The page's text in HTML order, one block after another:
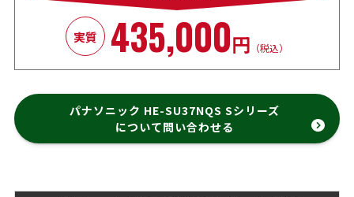
実質 435,000円 （税込）
パナソニック HE-SU37NQS Sシリーズ
について問い合わせる